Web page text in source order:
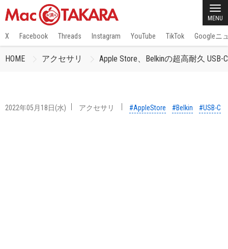
MENU
X Facebook Threads Instagram YouTube TikTok Googleニ
HOME アクセサリ Apple Store、Belkinの超高耐久 USB-
2022年05月18日(水) アクセサリ #AppleStore #Belkin #USB-C